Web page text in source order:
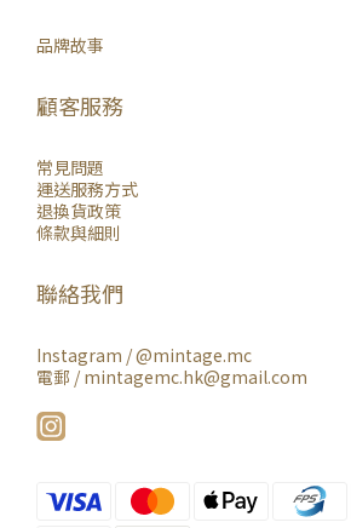
品牌故事
顧客服務
常見問題
運送服務方式
退換貨政策
條款與細則
聯絡我們
Instagram /@mintage.mc
電郵 / mintagemc.hk@gmail.com